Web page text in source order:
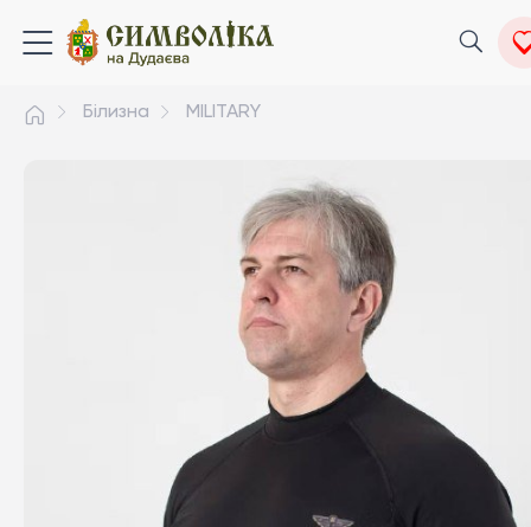
Білизна MILITARY